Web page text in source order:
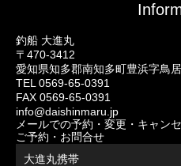
釣船 大進丸
〒470-3412
愛知県知多郡南知多町豊浜字鳥居
TEL 0569-65-0391
FAX 0569-65-0391
info@daishinmaru.jp
メールでの予約・変更・キャン
ご予約・お問合せ
大進丸携帯